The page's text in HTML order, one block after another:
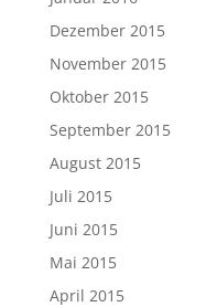
Dezember 2015
November 2015
Oktober 2015
September 2015
August 2015
Juli 2015
Juni 2015
Mai 2015
April 2015